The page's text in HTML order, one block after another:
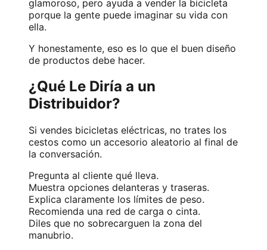
glamoroso, pero ayuda a vender la bicicleta
porque la gente puede imaginar su vida con
ella.
Y honestamente, eso es lo que el buen diseño
de productos debe hacer.
¿Qué Le Diría a un
Distribuidor?
Si vendes bicicletas eléctricas, no trates los
cestos como un accesorio aleatorio al final de
la conversación.
Pregunta al cliente qué lleva.
Muestra opciones delanteras y traseras.
Explica claramente los límites de peso.
Recomienda una red de carga o cinta.
Diles que no sobrecarguen la zona del
manubrio.